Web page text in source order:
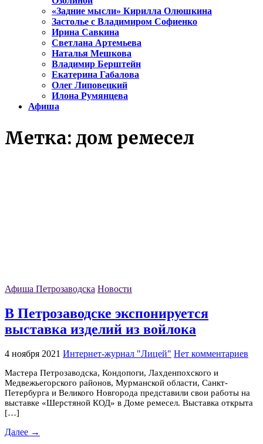
«Задние мысли» Кирилла Олюшкина
Застолье с Владимиром Софиенко
Ирина Савкина
Светлана Артемьева
Наталья Мешкова
Владимир Берштейн
Екатерина Габалова
Олег Липовецкий
Илона Румянцева
Афиша
Метка: дом ремесел
Афиша Петрозаводска Новости
В Петрозаводске экспонируется
выставка изделий из войлока
4 ноября 2021 Интернет-журнал "Лицей" Нет комментариев
Мастера Петрозаводска, Кондопоги, Лахденпохского и
Медвежьегорского районов, Мурманской области, Санкт-
Петербурга и Великого Новгорода представили свои работы на
выставке «Шерстяной КОД» в Доме ремесел. Выставка открыта
[…]
Далее →